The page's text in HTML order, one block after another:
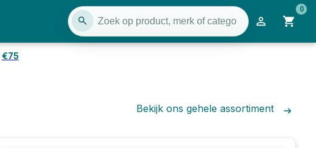
0
€75
Bekijk ons gehele assortiment